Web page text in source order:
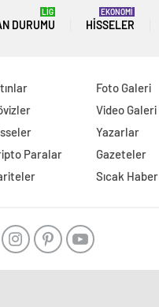
DURUMU
LİG
HISSELER
EKONOMİ
Paralar
Foto Galeri
Video Galeri
Yazarlar
Gazeteler
Sıcak Haber